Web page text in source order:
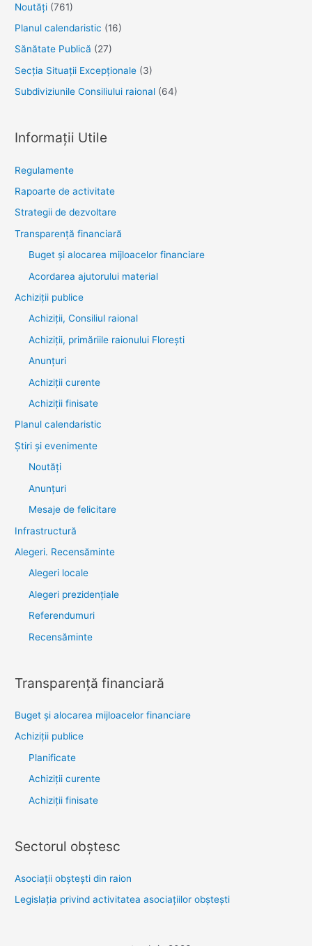
Noutăţi (761)
Planul calendaristic (16)
Sănătate Publică (27)
Secția Situații Excepționale (3)
Subdiviziunile Consiliului raional (64)
Informații Utile
Regulamente
Rapoarte de activitate
Strategii de dezvoltare
Transparenţă financiară
Buget și alocarea mijloacelor financiare
Acordarea ajutorului material
Achiziţii publice
Achiziții, Consiliul raional
Achiziții, primăriile raionului Florești
Anunțuri
Achiziții curente
Achiziții finisate
Planul calendaristic
Știri şi evenimente
Noutăţi
Anunţuri
Mesaje de felicitare
Infrastructură
Alegeri. Recensăminte
Alegeri locale
Alegeri prezidențiale
Referendumuri
Recensăminte
Transparenţă financiară
Buget și alocarea mijloacelor financiare
Achiziţii publice
Planificate
Achiziții curente
Achiziții finisate
Sectorul obştesc
Asociaţii obşteşti din raion
Legislaţia privind activitatea asociaţiilor obşteşti